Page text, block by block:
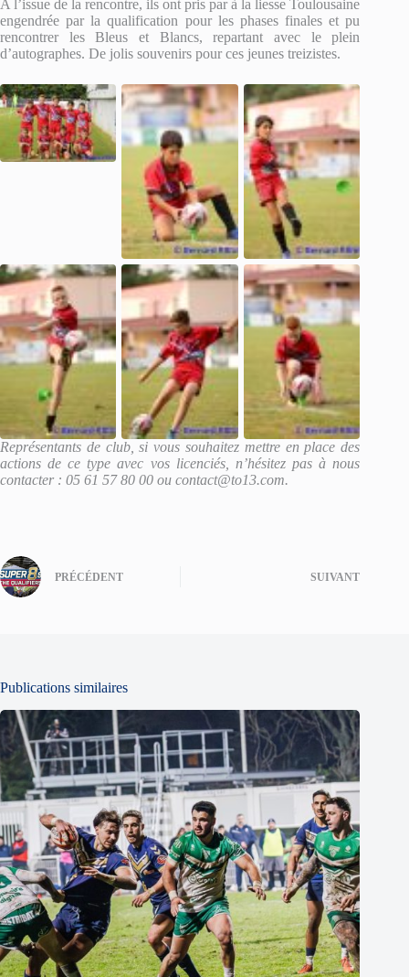
A l’issue de la rencontre, ils ont pris par à la liesse Toulousaine
engendrée par la qualification pour les phases finales et pu
rencontrer les Bleus et Blancs, repartant avec le plein
d’autographes. De jolis souvenirs pour ces jeunes treizistes.
Représentants de club, si vous souhaitez mettre en place des
actions de ce type avec vos licenciés, n’hésitez pas à nous
contacter : 05 61 57 80 00 ou contact@to13.com.
PRÉCÉDENT SUIVANT
Publications similaires